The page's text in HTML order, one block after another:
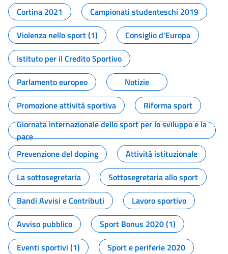
Cortina 2021
Campionati studenteschi 2019
Violenza nello sport (1)
Consiglio d'Europa
Istituto per il Credito Sportivo
Parlamento europeo
Notizie
Promozione attività sportiva
Riforma sport
Giornata internazionale dello sport per lo sviluppo e la
pace
Prevenzione del doping
Attività istituzionale
La sottosegretaria
Sottosegretaria allo sport
Bandi Avvisi e Contributi
Lavoro sportivo
Avviso pubblico
Sport Bonus 2020 (1)
Eventi sportivi (1)
Sport e periferie 2020